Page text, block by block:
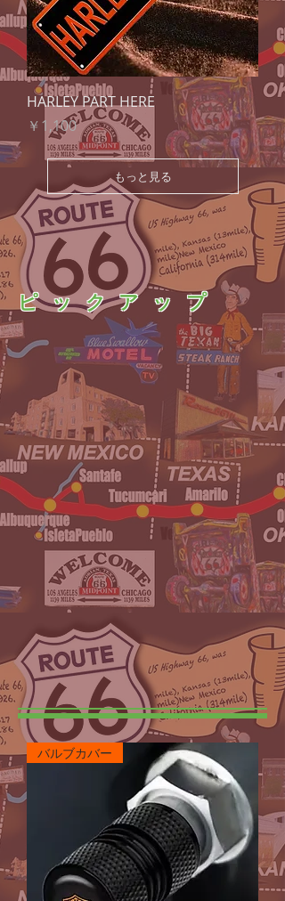
HARLEY PART HERE
価格
￥1,100
もっと見る
ピ ッ ク ア ッ プ
バルブカバー